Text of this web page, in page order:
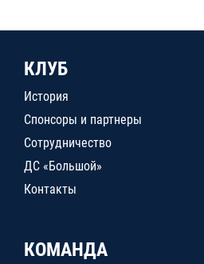
КЛУБ
История
Спонсоры и партнеры
Сотрудничество
ДС «Большой»
Контакты
КОМАНДА